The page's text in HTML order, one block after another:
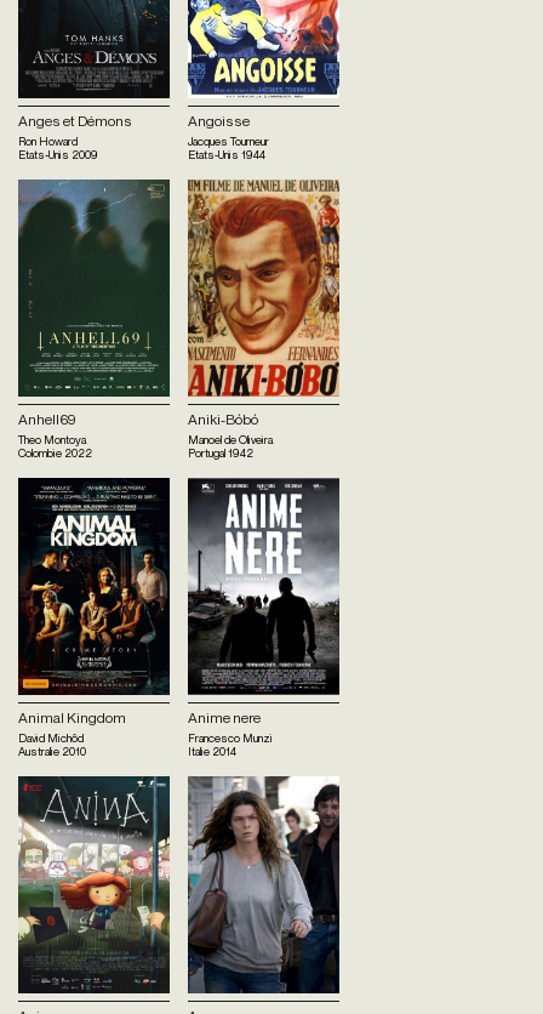
Anges et Démons
Ron Howard
Etats-Unis 2009
Angoisse
Jacques Tourneur
Etats-Unis 1944
Anhell69
Theo Montoya
Colombie 2022
Aniki-Bóbó
Manoel de Oliveira
Portugal1942
Animal Kingdom
David Michôd
Australie 2010
Anime nere
Francesco Munzi
Italie 2014